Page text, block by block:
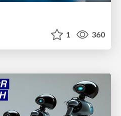
1 360